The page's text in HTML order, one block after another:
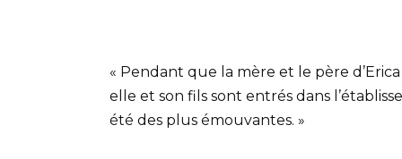
« Pendant que la mère et le père
elle et son fils sont entrés dans
été des plus émouvantes. »